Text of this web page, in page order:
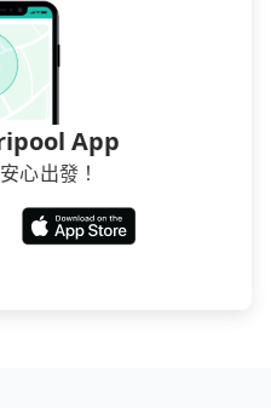
App
心出發！